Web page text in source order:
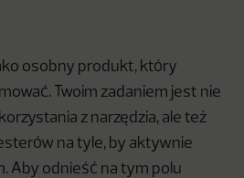
osobny produkt, który
Twoim zadaniem jest nie
z narzędzia, ale też
na tyle, by aktywnie
Aby odnieść na tym polu